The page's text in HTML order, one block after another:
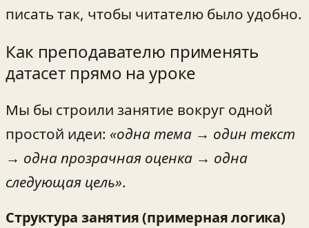
писать так, чтобы читателю было удобно.
Как преподавателю применять
датасет прямо на уроке
Мы бы строили занятие вокруг одной
простой идеи: «одна тема → один текст
→ одна прозрачная оценка → одна
следующая цель».
Структура занятия (примерная логика)